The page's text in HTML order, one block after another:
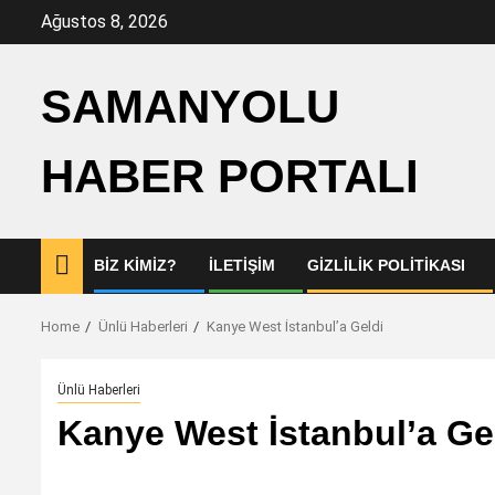
Ağustos 8, 2026
SAMANYOLU
HABER PORTALI
BIZ KIMIZ? İLETIŞIM GIZLILIK POLITIKASI
Home Ünlü Haberleri Kanye West İstanbul’a Geldi
Ünlü Haberleri
Kanye West İstanbul’a